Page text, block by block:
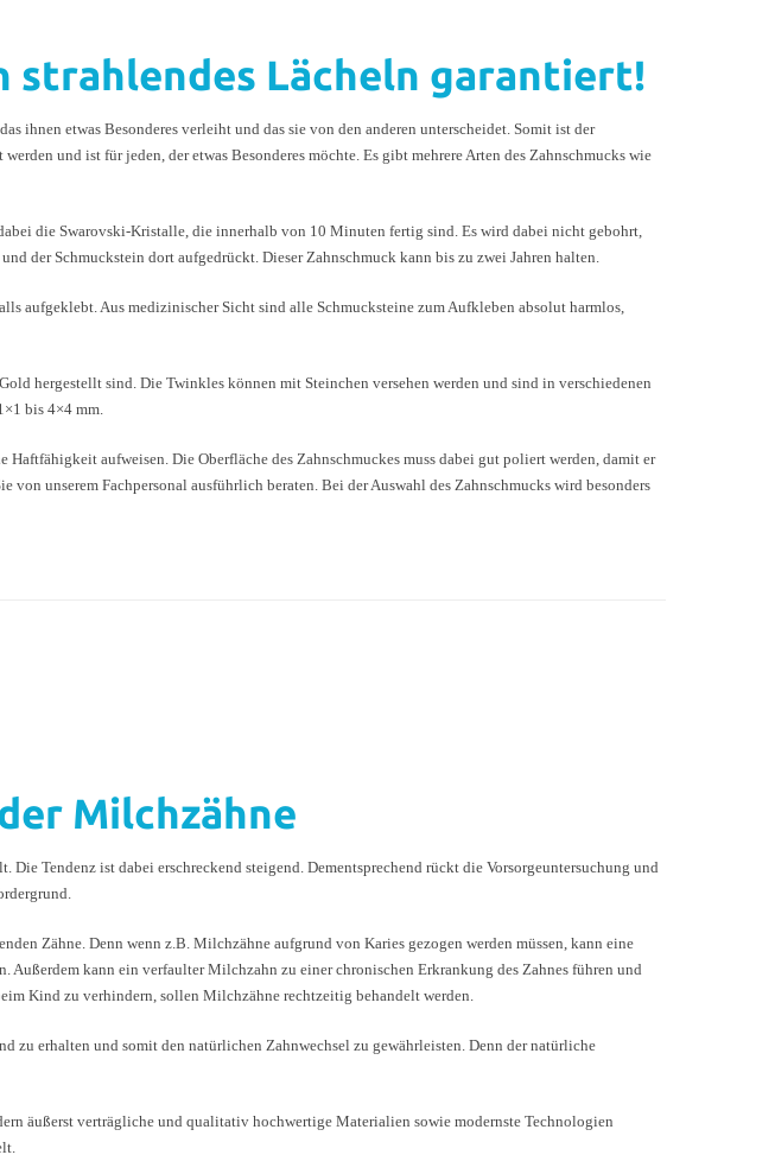
strahlendes Lächeln garantiert!
ihnen etwas Besonderes verleiht und das sie von den anderen unterscheidet. Somit ist der
und ist für jeden, der etwas Besonderes möchte. Es gibt mehrere Arten des Zahnschmucks wie
die Swarovski-Kristalle, die innerhalb von 10 Minuten fertig sind. Es wird dabei nicht gebohrt,
der Schmuckstein dort aufgedrückt. Dieser Zahnschmuck kann bis zu zwei Jahren halten.
aufgeklebt. Aus medizinischer Sicht sind alle Schmucksteine zum Aufkleben absolut harmlos,
hergestellt sind. Die Twinkles können mit Steinchen versehen werden und sind in verschiedenen
bis 4×4 mm.
aufweisen. Die Oberfläche des Zahnschmuckes muss dabei gut poliert werden, damit er
unserem Fachpersonal ausführlich beraten. Bei der Auswahl des Zahnschmucks wird besonders
Milchzähne
Tendenz ist dabei erschreckend steigend. Dementsprechend rückt die Vorsorgeuntersuchung und
Zähne. Denn wenn z.B. Milchzähne aufgrund von Karies gezogen werden müssen, kann eine
Außerdem kann ein verfaulter Milchzahn zu einer chronischen Erkrankung des Zahnes führen und
Kind zu verhindern, sollen Milchzähne rechtzeitig behandelt werden.
zu erhalten und somit den natürlichen Zahnwechsel zu gewährleisten. Denn der natürliche
äußerst verträgliche und qualitativ hochwertige Materialien sowie modernste Technologien